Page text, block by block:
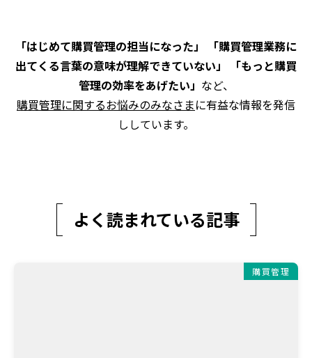
「はじめて購買管理の担当になった」 「購買管理業務に
出てくる言葉の意味が理解できていない」 「もっと購買
管理の効率をあげたい」 など、
購買管理に関するお悩みのみなさまに有益な情報を発信
ししています。
よく読まれている記事
購買管理